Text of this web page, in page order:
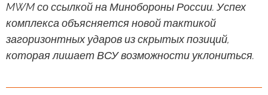
MWM со ссылкой на Минобороны России. Успех
комплекса объясняется новой тактикой
загоризонтных ударов из скрытых позиций,
которая лишает ВСУ возможности уклониться.